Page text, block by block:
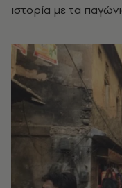
ιστορία με τα